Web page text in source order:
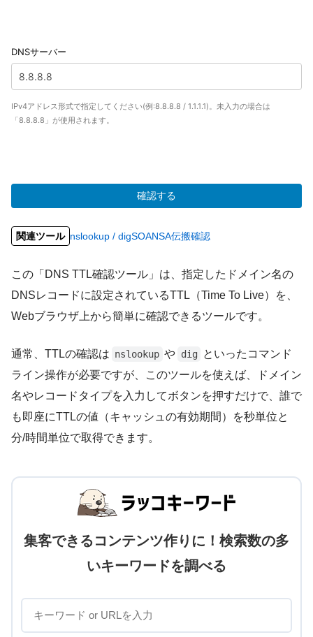
DNSサーバー
IPv4アドレス形式で指定してください(例:8.8.8.8 / 1.1.1.1)。未入力の場合は
「8.8.8.8」が使用されます。
確認する
関連ツール nslookup / digSOANSA伝搬確認
この「DNS TTL確認ツール」は、指定したドメイン名の
DNSレコードに設定されているTTL（Time To Live）を、
Webブラウザ上から簡単に確認できるツールです。
通常、TTLの確認は nslookup や dig
といったコマンド
ライン操作が必要ですが、このツールを使えば、ドメイン
名やレコードタイプを入力してボタンを押すだけで、誰で
も即座にTTLの値（キャッシュの有効期間）を秒単位と
分/時間単位で取得できます。
集客できるコンテンツ作りに！検索数の多
いキーワードを調べる